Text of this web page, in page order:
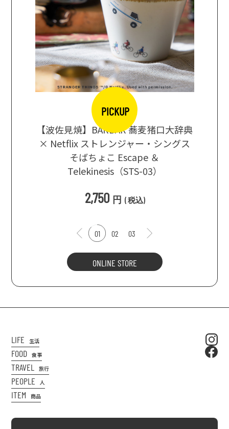
PICKUP
【波佐見焼】BARBAR 蕎麦猪口大辞典
× Netflix ストレンジャー・シングス
そばちょこ Escape ＆
Telekinesis（STS-03）
2,750 円 (税込)
01 02 03
ONLINE STORE
LIFE 生活
FOOD 食事
TRAVEL 旅行
PEOPLE 人
ITEM 商品